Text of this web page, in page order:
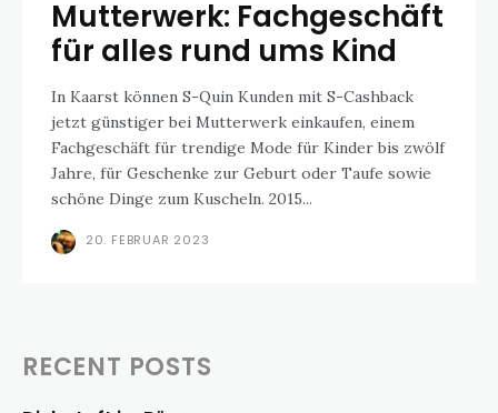
Mutterwerk: Fachgeschäft
für alles rund ums Kind
In Kaarst können S-Quin Kunden mit S-Cashback
jetzt günstiger bei Mutterwerk einkaufen, einem
Fachgeschäft für trendige Mode für Kinder bis zwölf
Jahre, für Geschenke zur Geburt oder Taufe sowie
schöne Dinge zum Kuscheln. 2015...
20. FEBRUAR 2023
RECENT POSTS